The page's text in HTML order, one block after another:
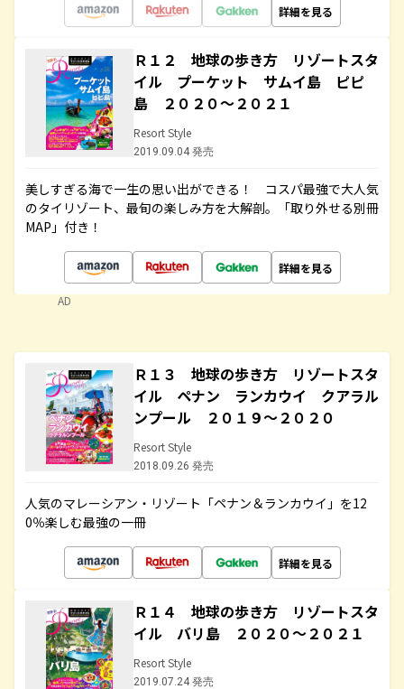
詳細を見る
Ｒ１２ 地球の歩き方 リゾートスタ
イル プーケット サムイ島 ピピ
島 ２０２０～２０２１
Resort Style
2019.09.04 発売
美しすぎる海で一生の思い出ができる！ コスパ最強で大人気
のタイリゾート、最旬の楽しみ方を大解剖。「取り外せる別冊
MAP」付き！
詳細を見る
AD
Ｒ１３ 地球の歩き方 リゾートスタ
イル ペナン ランカウイ クアラル
ンプール ２０１９～２０２０
Resort Style
2018.09.26 発売
人気のマレーシアン・リゾート「ペナン＆ランカウイ」を12
0％楽しむ最強の一冊
詳細を見る
Ｒ１４ 地球の歩き方 リゾートスタ
イル バリ島 ２０２０～２０２１
Resort Style
2019.07.24 発売